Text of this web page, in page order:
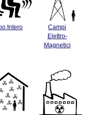
Intero
Campi
Elettro-
Magnetici